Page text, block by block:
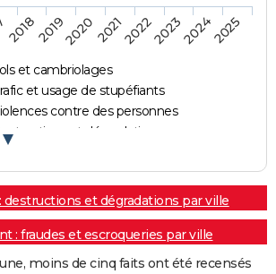
et cambriolages
et usage de stupéfiants
contre des personnes
et dégradations
20182019202020212022202320242025
destructions et dégradations par ville
: fraudes et escroqueries par ville
moins de cinq faits ont été recensés